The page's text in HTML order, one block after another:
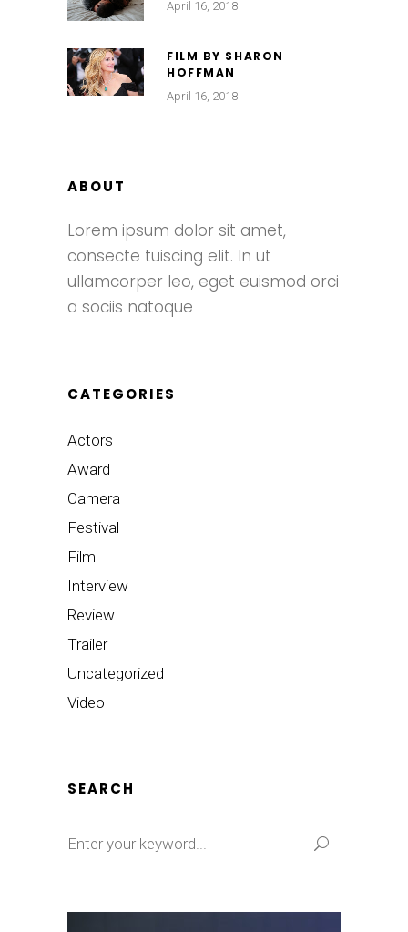
April 16, 2018
FILM BY SHARON
HOFFMAN
April 16, 2018
ABOUT
Lorem ipsum dolor sit amet,
consecte tuiscing elit. In ut
ullamcorper leo, eget euismod orci
a sociis natoque
CATEGORIES
Actors
Award
Camera
Festival
Film
Interview
Review
Trailer
Uncategorized
Video
SEARCH